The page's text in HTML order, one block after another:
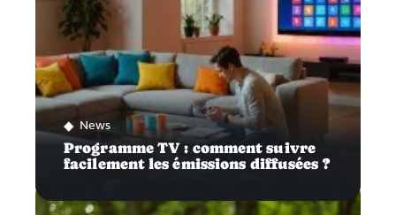
News
Programme TV : comment suivre
facilement les émissions diffusées ?